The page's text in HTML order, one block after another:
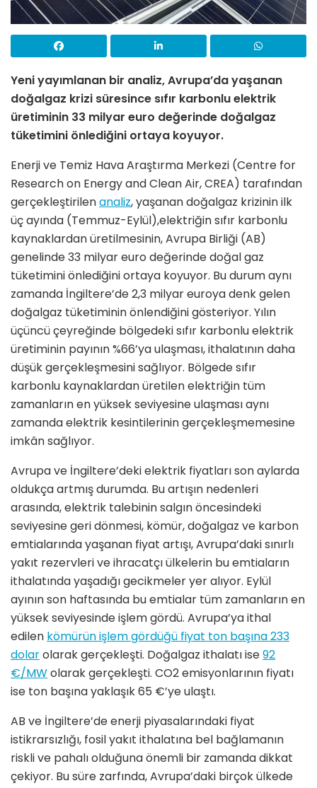
Yeni yayımlanan bir analiz, Avrupa’da yaşanan
doğalgaz krizi süresince sıfır karbonlu elektrik
üretiminin 33 milyar euro değerinde doğalgaz
tüketimini önlediğini ortaya koyuyor.
Enerji ve Temiz Hava Araştırma Merkezi (Centre for
Research on Energy and Clean Air, CREA) tarafından
gerçekleştirilenanaliz, yaşanan doğalgaz krizinin ilk
üç ayında (Temmuz-Eylül),elektriğin sıfır karbonlu
kaynaklardan üretilmesinin, Avrupa Birliği (AB)
genelinde 33 milyar euro değerinde doğal gaz
tüketimini önlediğini ortaya koyuyor. Bu durum aynı
zamanda İngiltere’de 2,3 milyar euroya denk gelen
doğalgaz tüketiminin önlendiğini gösteriyor. Yılın
üçüncü çeyreğinde bölgedeki sıfır karbonlu elektrik
üretiminin payının %66’ya ulaşması, ithalatının daha
düşük gerçekleşmesini sağlıyor. Bölgede sıfır
karbonlu kaynaklardan üretilen elektriğin tüm
zamanların en yüksek seviyesine ulaşması aynı
zamanda elektrik kesintilerinin gerçekleşmemesine
imkân sağlıyor.
Avrupa ve İngiltere’deki elektrik fiyatları son aylarda
oldukça artmış durumda. Bu artışın nedenleri
arasında, elektrik talebinin salgın öncesindeki
seviyesine geri dönmesi, kömür, doğalgaz ve karbon
emtialarında yaşanan fiyat artışı, Avrupa’daki sınırlı
yakıt rezervleri ve ihracatçı ülkelerin bu emtiaların
ithalatında yaşadığı gecikmeler yer alıyor. Eylül
ayının son haftasında bu emtialar tüm zamanların en
yüksek seviyesinde işlem gördü. Avrupa’ya ithal
edilen kömürün işlem gördüğü fiyat ton başına 233
dolarolarak gerçekleşti. Doğalgaz ithalatı ise92
€/MWolarak gerçekleşti. CO2 emisyonlarının fiyatı
ise ton başına yaklaşık 65 €’ye ulaştı.
AB ve İngiltere’de enerji piyasalarındaki fiyat
istikrarsızlığı, fosil yakıt ithalatına bel bağlamanın
riskli ve pahalı olduğuna önemli bir zamanda dikkat
çekiyor. Bu süre zarfında, Avrupa’daki birçok ülkede